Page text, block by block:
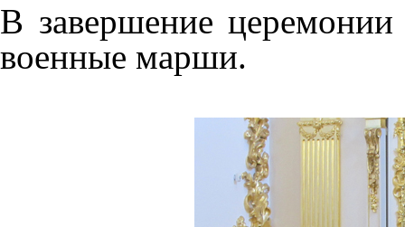
В завершение
военные марши.